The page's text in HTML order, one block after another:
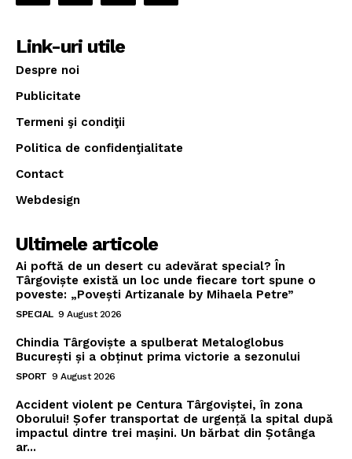
Link-uri utile
Despre noi
Publicitate
Termeni şi condiţii
Politica de confidenţialitate
Contact
Webdesign
Ultimele articole
Ai poftă de un desert cu adevărat special? În
Târgoviște există un loc unde fiecare tort spune o
poveste: „Povești Artizanale by Mihaela Petre”
SPECIAL 9 August 2026
Chindia Târgoviște a spulberat Metaloglobus
București și a obținut prima victorie a sezonului
SPORT 9 August 2026
Accident violent pe Centura Târgoviștei, în zona
Oborului! Șofer transportat de urgență la spital după
impactul dintre trei mașini. Un bărbat din Șotânga
ar...